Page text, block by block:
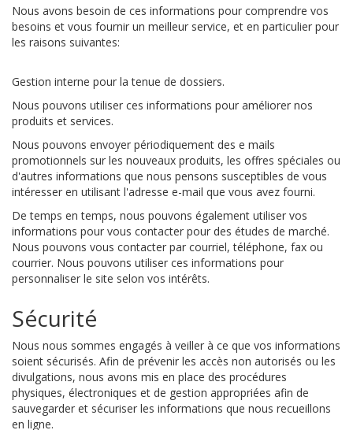
Nous avons besoin de ces informations pour comprendre vos
besoins et vous fournir un meilleur service, et en particulier pour
les raisons suivantes:
Gestion interne pour la tenue de dossiers.
Nous pouvons utiliser ces informations pour améliorer nos
produits et services.
Nous pouvons envoyer périodiquement des e mails
promotionnels sur les nouveaux produits, les offres spéciales ou
d'autres informations que nous pensons susceptibles de vous
intéresser en utilisant l'adresse e-mail que vous avez fourni.
De temps en temps, nous pouvons également utiliser vos
informations pour vous contacter pour des études de marché.
Nous pouvons vous contacter par courriel, téléphone, fax ou
courrier. Nous pouvons utiliser ces informations pour
personnaliser le site selon vos intérêts.
Sécurité
Nous nous sommes engagés à veiller à ce que vos informations
soient sécurisés. Afin de prévenir les accès non autorisés ou les
divulgations, nous avons mis en place des procédures
physiques, électroniques et de gestion appropriées afin de
sauvegarder et sécuriser les informations que nous recueillons
en ligne.